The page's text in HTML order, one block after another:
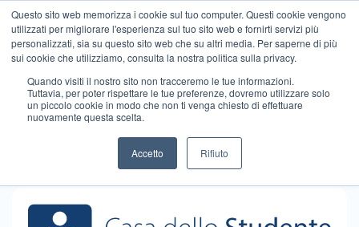
Questo sito web memorizza i cookie sul tuo computer. Questi cookie vengono
utilizzati per migliorare l'esperienza sul tuo sito web e fornirti servizi più
personalizzati, sia su questo sito web che su altri media. Per saperne di più
sui cookie che utilizziamo, consulta la nostra politica sulla privacy.
Quando visiti il ​​nostro sito non tracceremo le tue informazioni.
Tuttavia, per poter rispettare le tue preferenze, dovremo utilizzare solo
un piccolo cookie in modo che non ti venga chiesto di effettuare
nuovamente questa scelta.
Accetto Rifiuto